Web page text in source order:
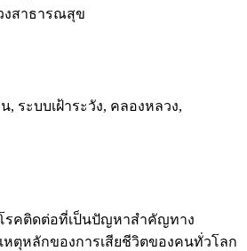
งสาธารณสุข
ระบบเฝ้าระวัง, คลองหลวง,
รคติดต่อที่เป็นปัญหาสำคัญทาง
หตุหลักของการเสียชีวิตของคนทั่วโลก